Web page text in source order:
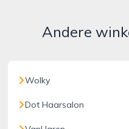
Andere
Wolky
Dot Haarsalon